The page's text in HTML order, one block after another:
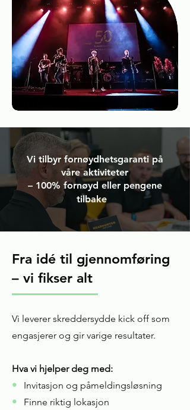
Vi tilbyr fornøydhetsgaranti på
våre aktiviteter
– 100% fornøyd eller pengene
tilbake
Fra idé til gjennomføring
– vi fikser alt
Vi leverer skreddersydde kick off som
engasjerer og gir varige resultater.
Hva vi hjelper deg med:
• Invitasjon og påmeldingsløsning
•
Finne riktig lokasjon